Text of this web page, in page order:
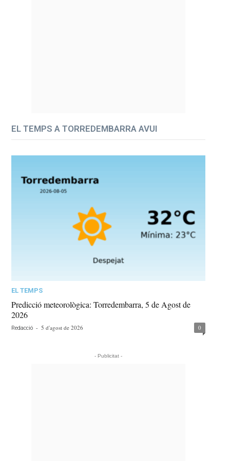
EL TEMPS A TORREDEMBARRA AVUI
EL TEMPS
Predicció meteorològica: Torredembarra, 5 de Agost de
2026
Redacció - 5 d'agost de 2026 0
- Publicitat -